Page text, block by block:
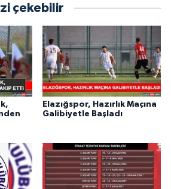
çekebilir
Elazığspor, Hazırlık Maçına
Galibiyetle Başladı